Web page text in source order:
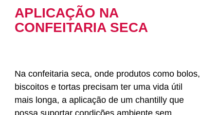
APLICAÇÃO NA
CONFEITARIA SECA
Na confeitaria seca, onde produtos como bolos,
biscoitos e tortas precisam ter uma vida útil
mais longa, a aplicação de um chantilly que